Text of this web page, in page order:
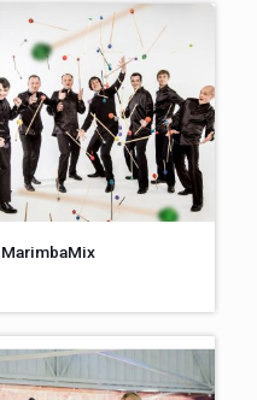
MarimbaMix